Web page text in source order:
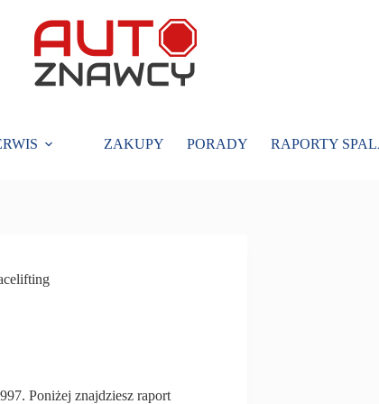
ZAKUPY PORADY RAPORTY
Poniżej znajdziesz raport